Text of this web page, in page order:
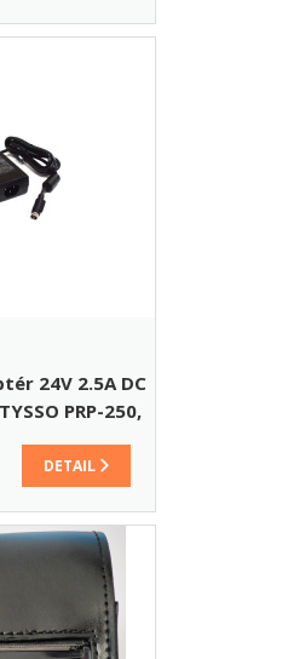
24V 2.5A DC
PRP-250,
188, PRP-085,
300,
OKPRINT 085,
080)
DETAIL